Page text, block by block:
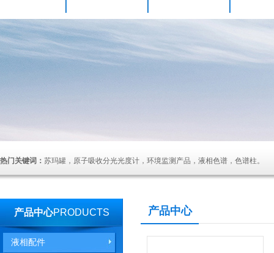
热门关键词： 苏玛罐，原子吸收分光光度计，环境监测产品，液相色谱，色谱柱。
产品中心PRODUCTS
液相配件
产品中心